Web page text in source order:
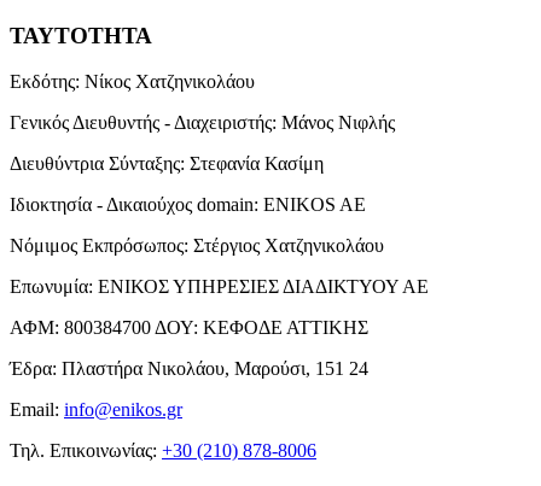
ΤΑΥΤΟΤΗΤΑ
Εκδότης: Νίκος Χατζηνικολάου
Γενικός Διευθυντής - Διαχειριστής: Μάνος Νιφλής
Διευθύντρια Σύνταξης: Στεφανία Κασίμη
Ιδιοκτησία - Δικαιούχος domain: ENIKOS AE
Νόμιμος Εκπρόσωπος: Στέργιος Χατζηνικολάου
Επωνυμία: ΕΝΙΚΟΣ ΥΠΗΡΕΣΙΕΣ ΔΙΑΔΙΚΤΥΟΥ ΑΕ
ΑΦΜ: 800384700 ΔΟΥ: ΚΕΦΟΔΕ ΑΤΤΙΚΗΣ
Έδρα: Πλαστήρα Νικολάου, Μαρούσι, 151 24
Email: info@enikos.gr
Τηλ. Επικοινωνίας: +30 (210) 878-8006